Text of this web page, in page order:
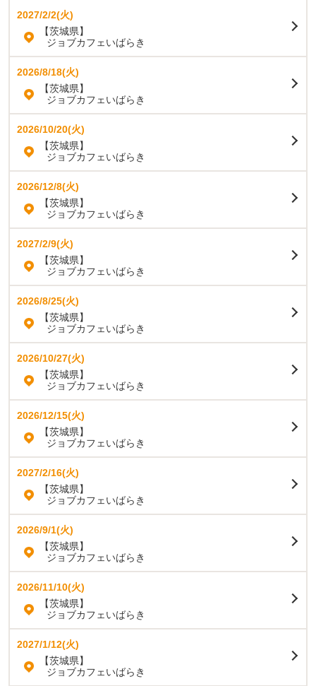
2027/2/2(火)
【茨城県】
ジョブカフェいばらき
2026/8/18(火)
【茨城県】
ジョブカフェいばらき
2026/10/20(火)
【茨城県】
ジョブカフェいばらき
2026/12/8(火)
【茨城県】
ジョブカフェいばらき
2027/2/9(火)
【茨城県】
ジョブカフェいばらき
2026/8/25(火)
【茨城県】
ジョブカフェいばらき
2026/10/27(火)
【茨城県】
ジョブカフェいばらき
2026/12/15(火)
【茨城県】
ジョブカフェいばらき
2027/2/16(火)
【茨城県】
ジョブカフェいばらき
2026/9/1(火)
【茨城県】
ジョブカフェいばらき
2026/11/10(火)
【茨城県】
ジョブカフェいばらき
2027/1/12(火)
【茨城県】
ジョブカフェいばらき